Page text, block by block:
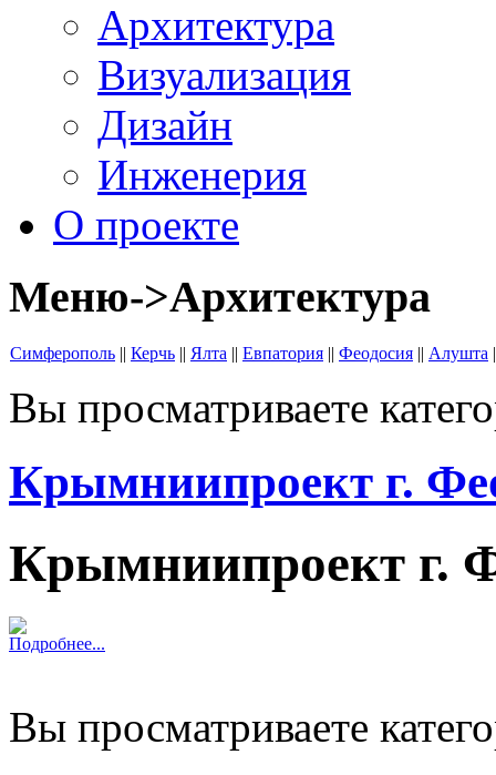
Архитектура
Визуализация
Дизайн
Инженерия
О проекте
Меню->Архитектура
Симферополь || Керчь || Ялта || Евпатория || Феодосия || Алушта
Вы просматриваете
Крымниипроект г.
Крымниипроект г.
Подробнее...
Вы просматриваете